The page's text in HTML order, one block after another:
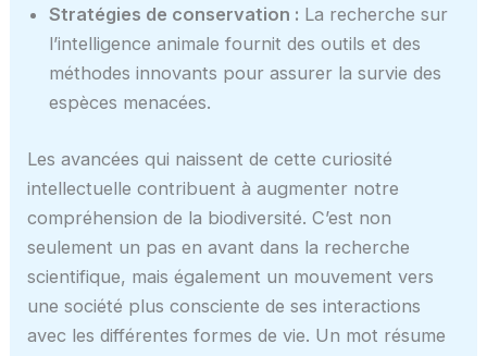
Stratégies de conservation : La recherche sur
l’intelligence animale fournit des outils et des
méthodes innovants pour assurer la survie des
espèces menacées.
Les avancées qui naissent de cette curiosité
intellectuelle contribuent à augmenter notre
compréhension de la biodiversité. C’est non
seulement un pas en avant dans la recherche
scientifique, mais également un mouvement vers
une société plus consciente de ses interactions
avec les différentes formes de vie. Un mot résume